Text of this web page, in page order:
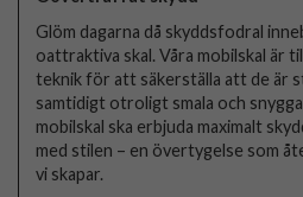
Glöm dagarna då skyddsfodral
oattraktiva skal. Våra mobilskal är
teknik för att säkerställa att de är
samtidigt otroligt smala och
mobilskal ska erbjuda maximalt
med stilen – en övertygelse som
vi skapar.